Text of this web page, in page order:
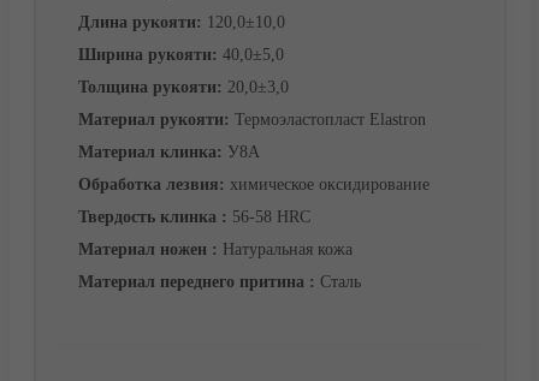
Длина рукояти: 120,0±10,0
Ширина рукояти: 40,0±5,0
Толщина рукояти: 20,0±3,0
Материал рукояти: Термоэластопласт Elastron
Материал клинка: У8А
Обработка лезвия: химическое оксидирование
Твердость клинка : 56-58 HRC
Материал ножен : Натуральная кожа
Материал переднего притина : Сталь